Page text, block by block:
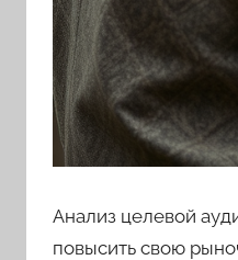
Анализ целевой
повысить свою